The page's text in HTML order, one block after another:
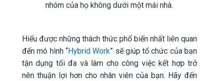
nhóm của họ không dưới một mái nhà.
Hiểu được những thách thức phổ biến nhất liên quan
đến mô hình “Hybrid Work” sẽ giúp tổ chức của bạn
tận dụng tối đa và làm cho công việc kết hợp trở
nên thuận lợi hơn cho nhân viên của bạn. Hãy đến